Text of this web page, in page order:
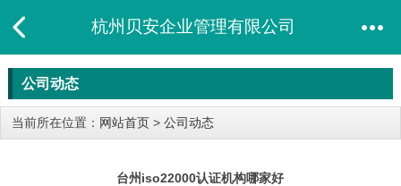
杭州贝安企业管理有限公司
公司动态
当前所在位置： 网站首页 > 公司动态
台州iso22000认证机构哪家好